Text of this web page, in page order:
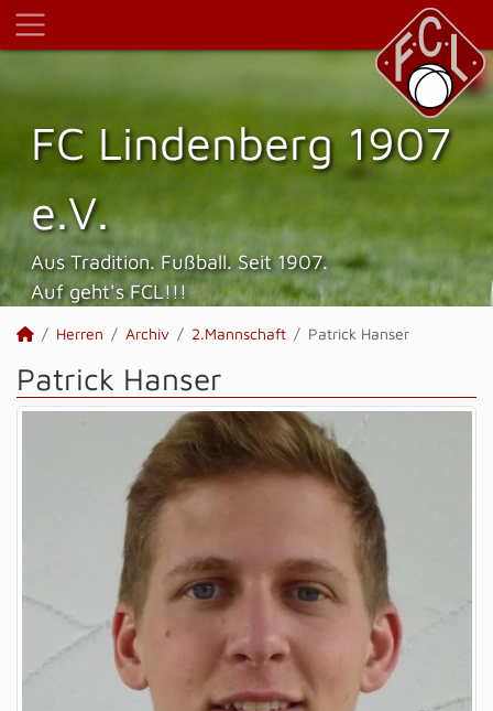
FC Lindenberg 1907
e.V.
Aus Tradition. Fußball. Seit 1907.
Auf geht's FCL!!!
Herren Archiv 2.Mannschaft Patrick Hanser
Patrick Hanser